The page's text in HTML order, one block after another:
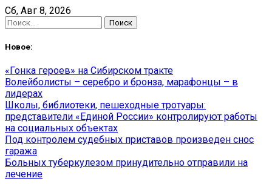
Skip
to
content
Сб, Авг 8, 2026
Найти:
Новое:
«Гонка героев» на Сибирском тракте
Волейболисты – серебро и бронза, марафонцы – в
лидерах
Школы, библиотеки, пешеходные тротуары:
представители «Единой России» контролируют работы
на социальных объектах
Под контролем судебных приставов произведен снос
гаража
Больных туберкулезом принудительно отправили на
лечение